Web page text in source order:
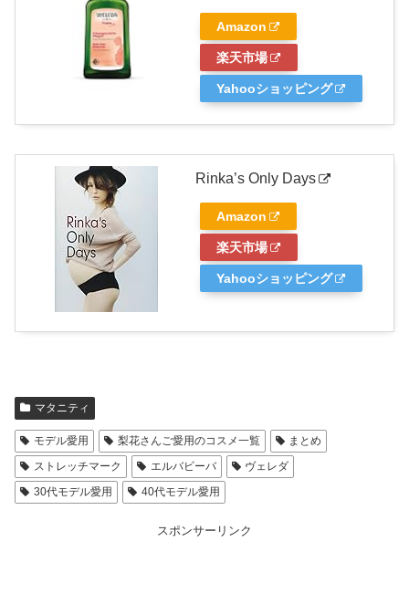
Amazon
楽天市場
Yahooショッピング
Rinka’s Only Days
Amazon
楽天市場
Yahooショッピング
マタニティ
モデル愛用 梨花さんご愛用のコスメ一覧
まとめ
ストレッチマーク
エルバビーバ
ヴェレダ
30代モデル愛用
40代モデル愛用
スポンサーリンク